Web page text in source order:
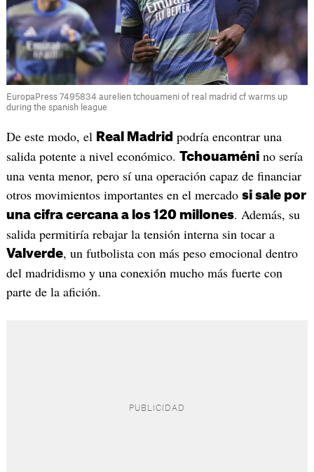
EuropaPress 7495834 aurelien tchouameni of real madrid cf warms up
during the spanish league
De este modo, el Real Madrid podría encontrar una
salida potente a nivel económico. Tchouaménino sería
una venta menor, pero sí una operación capaz de financiar
otros movimientos importantes en el mercado si sale por
una cifra cercana a los 120 millones. Además, su
salida permitiría rebajar la tensión interna sin tocar a
Valverde, un futbolista con más peso emocional dentro
del madridismo y una conexión mucho más fuerte con
parte de la afición.